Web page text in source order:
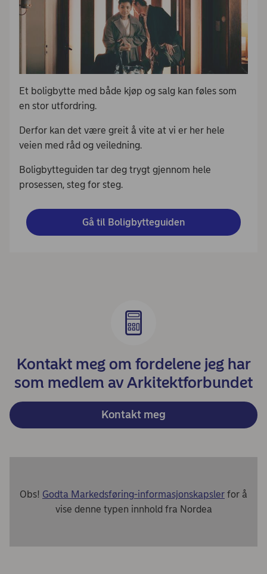
Et boligbytte med både kjøp og salg kan føles som
en stor utfordring.
Derfor kan det være greit å vite at vi er her hele
veien med råd og veiledning.
Boligbytteguiden tar deg trygt gjennom hele
prosessen, steg for steg.
Gå til Boligbytteguiden
Kontakt meg om fordelene jeg har
som medlem av Arkitektforbundet
Kontakt meg
Obs! Godta Markedsføring-informasjonskapsler for å
vise denne typen innhold fra Nordea